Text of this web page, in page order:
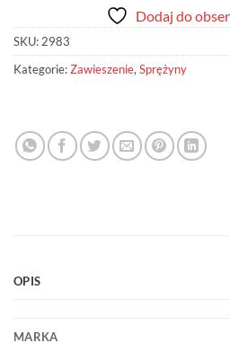
Dodaj do
SKU:2983
Kategorie:Zawieszenie,Sprężyny
OPIS
MARKA